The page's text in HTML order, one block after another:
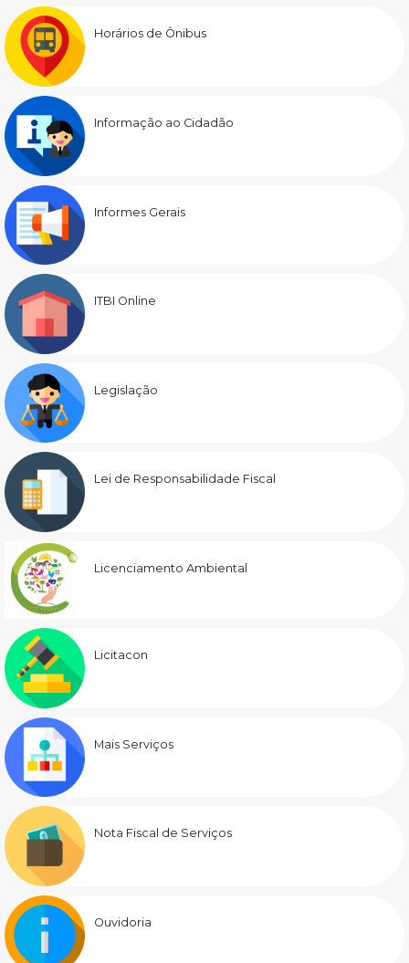
Horários de Ônibus
Informação ao Cidadão
Informes Gerais
ITBI Online
Legislação
Lei de Responsabilidade Fiscal
Licenciamento Ambiental
Licitacon
Mais Serviços
Nota Fiscal de Serviços
Ouvidoria